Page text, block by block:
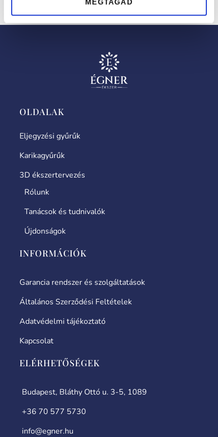
fehéraranyból vagy rose aranyból elkészítve.
OLDALAK
Eljegyzési gyűrűk
Karikagyűrűk
3D ékszertervezés
Rólunk
Tanácsok és tudnivalók
Újdonságok
INFORMÁCIÓK
Garancia rendszer és szolgáltatások
Általános Szerződési Feltételek
Adatvédelmi tájékoztató
Kapcsolat
ELÉRHETŐSÉGEK
Budapest, Bláthy Ottó u. 3-5, 1089
+36 70 577 5730
info@egner.hu